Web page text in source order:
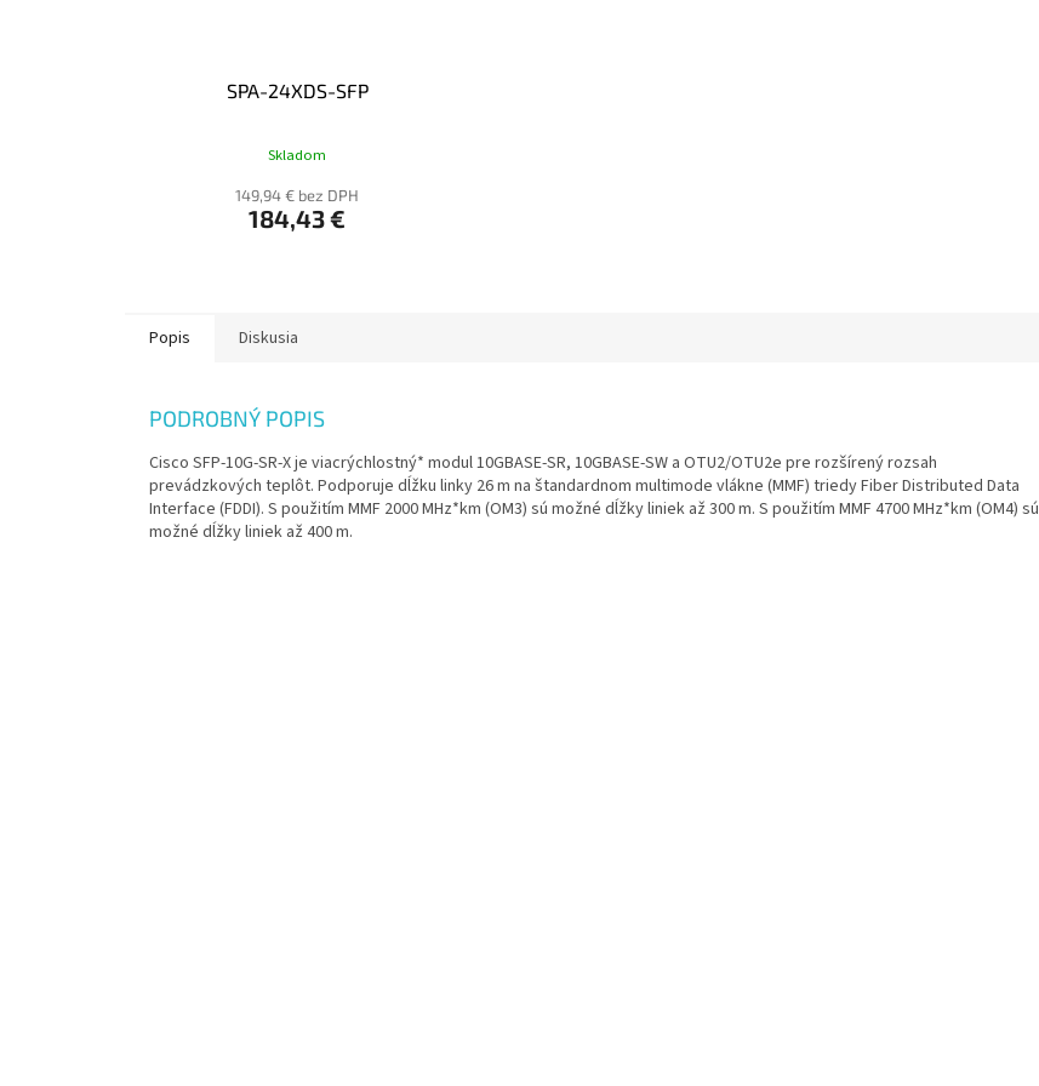
SPA-24XDS-SFP
Skladom
149,94 € bez DPH
184,43 €
Popis Diskusia
PODROBNÝ POPIS
Cisco SFP-10G-SR-X je viacrýchlostný* modul 10GBASE-SR, 10GBASE-SW a OTU2/OTU2e pre rozšírený rozsah
prevádzkových teplôt. Podporuje dĺžku linky 26 m na štandardnom multimode vlákne (MMF) triedy Fiber Distributed Data
Interface (FDDI). S použitím MMF 2000 MHz*km (OM3) sú možné dĺžky liniek až 300 m. S použitím MMF 4700 MHz*km (OM4) sú
možné dĺžky liniek až 400 m.